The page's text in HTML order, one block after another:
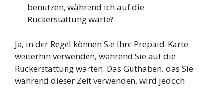
benutzen, während ich auf die
Rückerstattung warte?
Ja, in der Regel können Sie Ihre Prepaid-Karte
weiterhin verwenden, während Sie auf die
Rückerstattung warten. Das Guthaben, das Sie
während dieser Zeit verwenden, wird jedoch